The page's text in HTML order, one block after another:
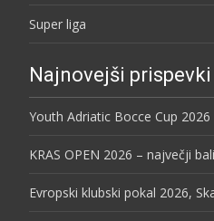
Super liga
Najnovejši prispevki
Youth Adriatic Bocce Cup
KRAS OPEN 2026 – največji
Evropski klubski pokal 2026,